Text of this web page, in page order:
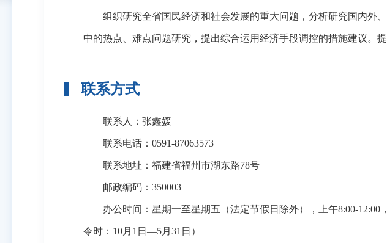
组织研究全省国民经济和社会发展的重大问题，分析研究国内外
中的热点、难点问题研究，提出综合运用经济手段调控的措施建议。
联系方式
联系人：张鑫媛
联系电话：0591-87063573
联系地址：福建省福州市湖东路78号
邮政编码：350003
办公时间：星期一至星期五（法定节假日除外），上午8:00-12:00
令时：10月1日—5月31日）